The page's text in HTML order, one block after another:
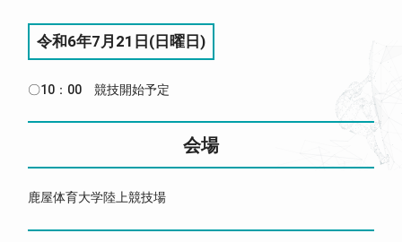
令和6年7月21日(日曜日)
〇10：00 競技開始予定
会場
鹿屋体育大学陸上競技場